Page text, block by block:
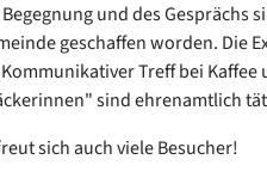
und des Gesprächs
geschaffen worden. Die
Treff bei
sind ehrenamtlich
sich auch viele Besucher!